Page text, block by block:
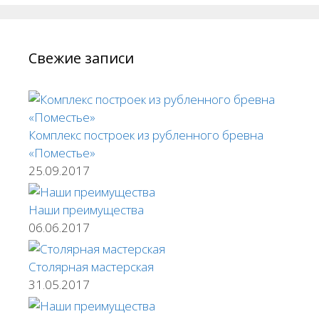
Свежие записи
Комплекс построек из рубленного бревна
«Поместье»
25.09.2017
Наши преимущества
06.06.2017
Столярная мастерская
31.05.2017